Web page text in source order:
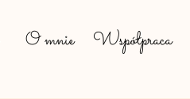
O mnie Współpraca